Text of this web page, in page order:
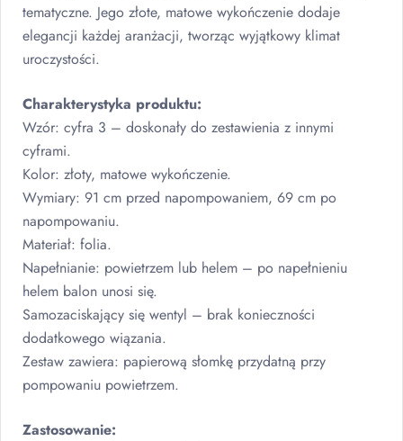
tematyczne. Jego złote, matowe wykończenie dodaje
elegancji każdej aranżacji, tworząc wyjątkowy klimat
uroczystości.
Charakterystyka produktu:
Wzór: cyfra 3 – doskonały do zestawienia z innymi
cyframi.
Kolor: złoty, matowe wykończenie.
Wymiary: 91 cm przed napompowaniem, 69 cm po
napompowaniu.
Materiał: folia.
Napełnianie: powietrzem lub helem – po napełnieniu
helem balon unosi się.
Samozaciskający się wentyl – brak konieczności
dodatkowego wiązania.
Zestaw zawiera: papierową słomkę przydatną przy
pompowaniu powietrzem.
Zastosowanie: